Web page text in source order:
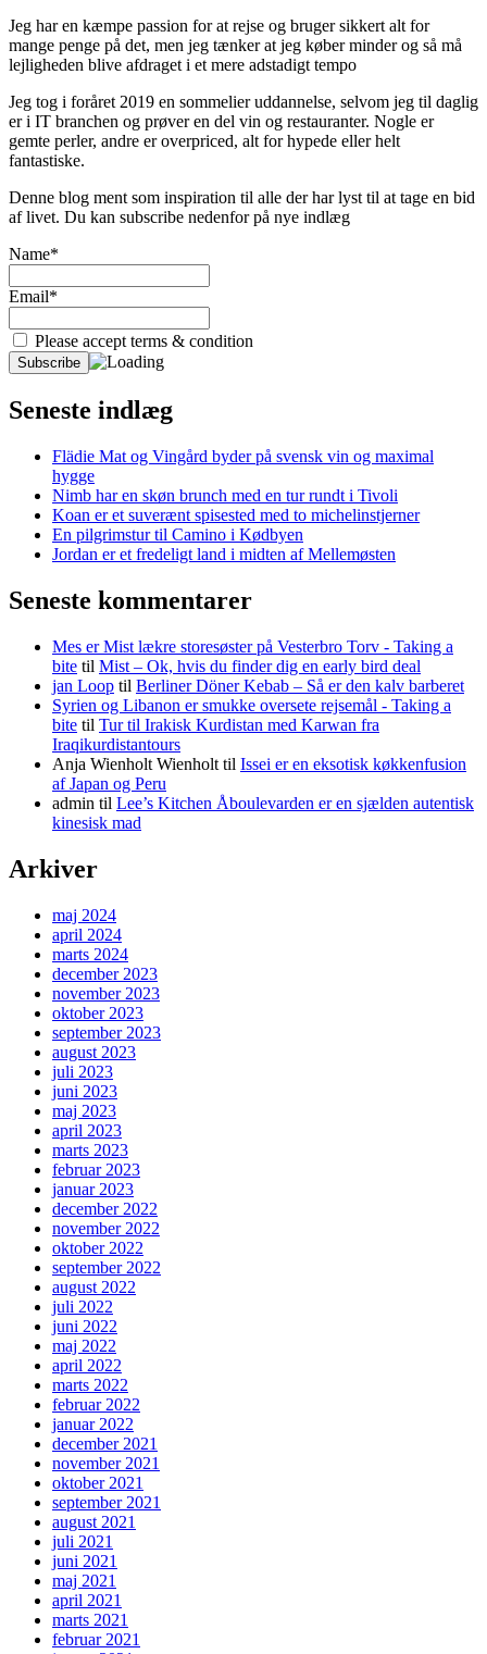
Jeg har en kæmpe passion for at rejse og bruger sikkert alt for
mange penge på det, men jeg tænker at jeg køber minder og så må
lejligheden blive afdraget i et mere adstadigt tempo
Jeg tog i foråret 2019 en sommelier uddannelse, selvom jeg til daglig
er i IT branchen og prøver en del vin og restauranter. Nogle er
gemte perler, andre er overpriced, alt for hypede eller helt
fantastiske.
Denne blog ment som inspiration til alle der har lyst til at tage en bid
af livet. Du kan subscribe nedenfor på nye indlæg
Name*
Email*
Please accept terms & condition
Seneste indlæg
Flädie Mat og Vingård byder på svensk vin og maximal
hygge
Nimb har en skøn brunch med en tur rundt i Tivoli
Koan er et suverænt spisested med to michelinstjerner
En pilgrimstur til Camino i Kødbyen
Jordan er et fredeligt land i midten af Mellemøsten
Seneste kommentarer
Mes er Mist lækre storesøster på Vesterbro Torv - Taking a
bite til Mist – Ok, hvis du finder dig en early bird deal
jan Loop til Berliner Döner Kebab – Så er den kalv barberet
Syrien og Libanon er smukke oversete rejsemål - Taking a
bite til Tur til Irakisk Kurdistan med Karwan fra
Iraqikurdistantours
Anja Wienholt Wienholt til Issei er en eksotisk køkkenfusion
af Japan og Peru
admin til Lee’s Kitchen Åboulevarden er en sjælden autentisk
kinesisk mad
Arkiver
maj 2024
april 2024
marts 2024
december 2023
november 2023
oktober 2023
september 2023
august 2023
juli 2023
juni 2023
maj 2023
april 2023
marts 2023
februar 2023
januar 2023
december 2022
november 2022
oktober 2022
september 2022
august 2022
juli 2022
juni 2022
maj 2022
april 2022
marts 2022
februar 2022
januar 2022
december 2021
november 2021
oktober 2021
september 2021
august 2021
juli 2021
juni 2021
maj 2021
april 2021
marts 2021
februar 2021